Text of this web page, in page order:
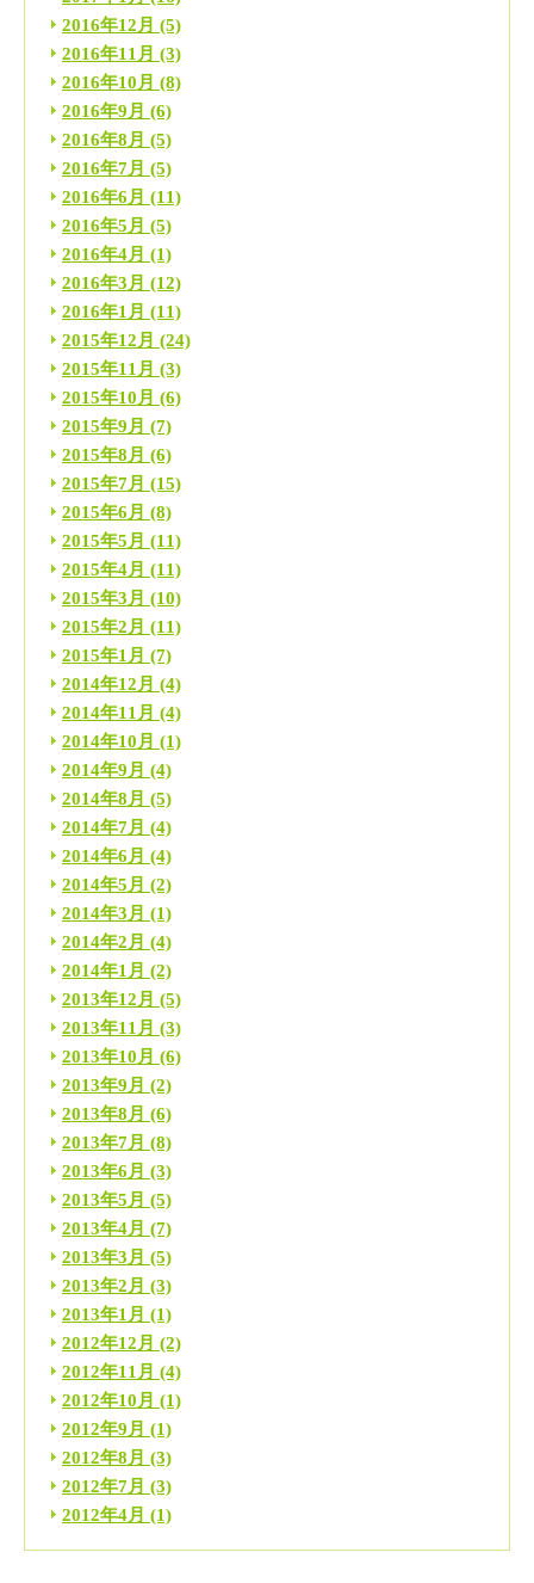
2016年12月 (5)
2016年11月 (3)
2016年10月 (8)
2016年9月 (6)
2016年8月 (5)
2016年7月 (5)
2016年6月 (11)
2016年5月 (5)
2016年4月 (1)
2016年3月 (12)
2016年1月 (11)
2015年12月 (24)
2015年11月 (3)
2015年10月 (6)
2015年9月 (7)
2015年8月 (6)
2015年7月 (15)
2015年6月 (8)
2015年5月 (11)
2015年4月 (11)
2015年3月 (10)
2015年2月 (11)
2015年1月 (7)
2014年12月 (4)
2014年11月 (4)
2014年10月 (1)
2014年9月 (4)
2014年8月 (5)
2014年7月 (4)
2014年6月 (4)
2014年5月 (2)
2014年3月 (1)
2014年2月 (4)
2014年1月 (2)
2013年12月 (5)
2013年11月 (3)
2013年10月 (6)
2013年9月 (2)
2013年8月 (6)
2013年7月 (8)
2013年6月 (3)
2013年5月 (5)
2013年4月 (7)
2013年3月 (5)
2013年2月 (3)
2013年1月 (1)
2012年12月 (2)
2012年11月 (4)
2012年10月 (1)
2012年9月 (1)
2012年8月 (3)
2012年7月 (3)
2012年4月 (1)